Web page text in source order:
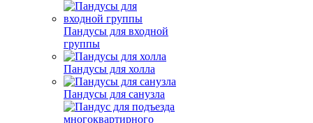
Пандусы для входной
группы
Пандусы для холла
Пандусы для санузла